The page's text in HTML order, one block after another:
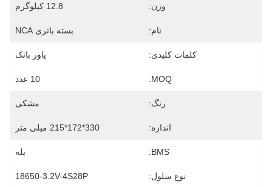
وزن: 12.8 کیلوگرم
نام: بسته باتری NCA
کلمات کلیدی: پاور بانک
MOQ: 10 عدد
رنگ: مشکی
اندازه: 330*172*215 میلی متر
BMS: بله
نوع سلول: 18650-3.2V-4S28P